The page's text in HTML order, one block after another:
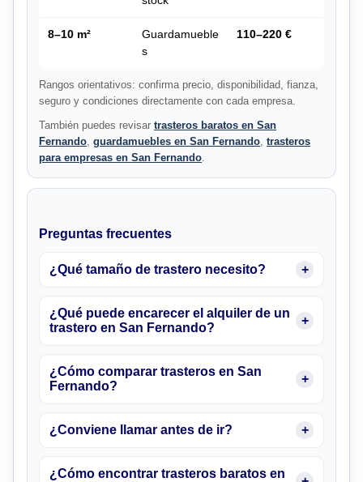
8–10 m²
Guardamueble
s
110–220 €
Rangos orientativos: confirma precio, disponibilidad, fianza,
seguro y condiciones directamente con cada empresa.
También puedes revisar trasteros baratos en San
Fernando, guardamuebles en San Fernando, trasteros
para empresas en San Fernando.
Preguntas frecuentes
¿Qué tamaño de trastero necesito?
¿Qué puede encarecer el alquiler de un
trastero en San Fernando?
¿Cómo comparar trasteros en San
Fernando?
¿Conviene llamar antes de ir?
¿Cómo encontrar trasteros baratos en